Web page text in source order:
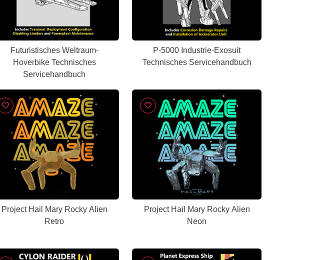
Futuristisches Weltraum-
Hoverbike Technisches
Servicehandbuch
P-5000 Industrie-Exosuit
Technisches Servicehandbuch
Project Hail Mary Rocky Alien
Retro
Project Hail Mary Rocky Alien
Neon